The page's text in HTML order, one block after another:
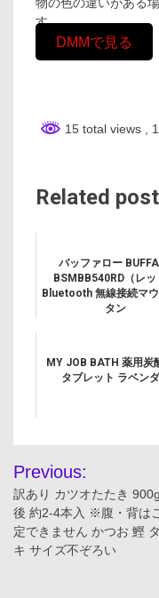
す。
DMMで見る
15 total views ,
Related
バッファロー
BSMBB540RD（レッ
Bluetooth 無線接続マ
タン
MY JOB BATH 薬用炭
タブレット ラベン
投
稿
ナ
Previous:
訳あり カツオたたき
後 約2-4本入 ※腹・背は
定できません かつお 鰹
キ サイズ不ぞろい